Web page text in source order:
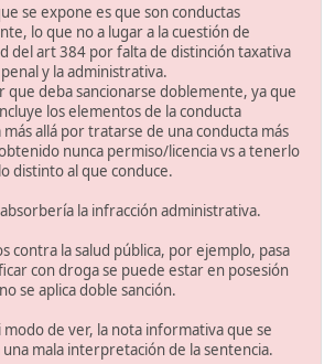
se expone es que son conductas
lo que no a lugar a la cuestión de
del art 384 por falta de distinción taxativa
y la administrativa.
que deba sancionarse doblemente, ya que
los elementos de la conducta
allá por tratarse de una conducta más
nunca permiso/licencia vs a tenerlo
distinto al que conduce.
la infracción administrativa.
contra la salud pública, por ejemplo, pasa
con droga se puede estar en posesión
se aplica doble sanción.
modo de ver, la nota informativa que se
mala interpretación de la sentencia.